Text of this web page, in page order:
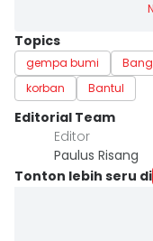
Topics
gempa bumi
korban
Bantul
Editorial Team
Editor
Paulus Risang
Tonton lebih seru di